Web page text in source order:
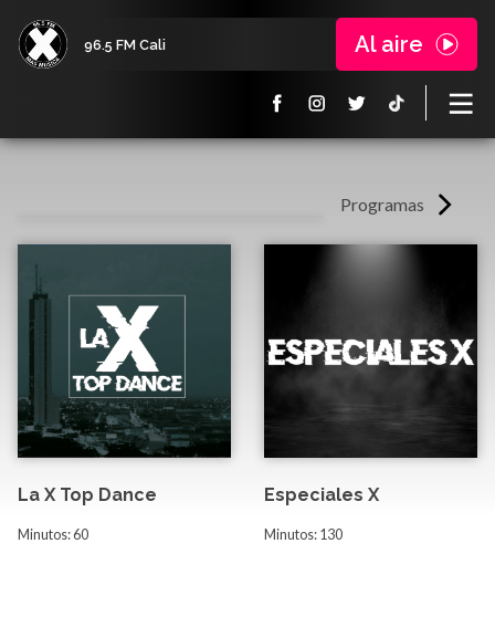
96.5 FM Cali Al aire
Programas
La X Top Dance
Minutos: 60
Especiales X
Minutos: 130